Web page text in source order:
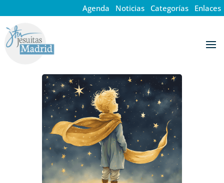
Agenda Noticias Categorías Enlaces